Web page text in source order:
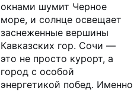
окнами шумит Черное
море, и солнце освещает
заснеженные вершины
Кавказских гор. Сочи —
это не просто курорт, а
город с особой
энергетикой побед. Именно